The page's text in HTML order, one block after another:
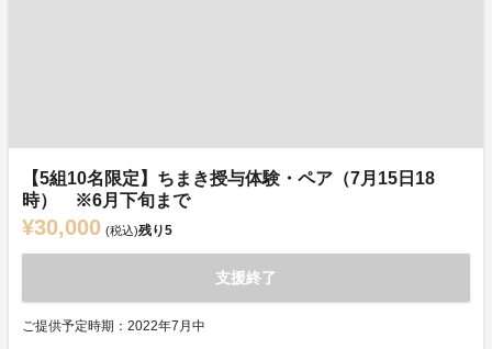
【5組10名限定】ちまき授与体験・ペア（7月15日18
時） ※6月下旬まで
¥30,000 (税込)残り5
支援終了
ご提供予定時期：2022年7月中